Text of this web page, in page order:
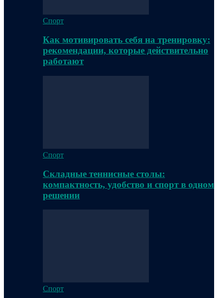
Спорт
Как мотивировать себя на тренировку:
рекомендации, которые действительно
работают
Спорт
Складные теннисные столы:
компактность, удобство и спорт в одном
решении
Спорт